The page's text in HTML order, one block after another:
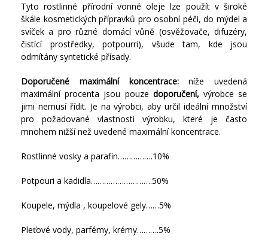
Tyto rostlinné přírodní vonné oleje lze použít v široké
škále kosmetických přípravků pro osobní péči, do mýdel a
svíček a pro různé domácí vůně (osvěžovače, difuzéry,
čistící prostředky, potpourri), všude tam, kde jsou
odmítány syntetické přísady.
Doporučené maximální koncentrace:níže uvedená
maximální procenta jsou pouze doporučení, výrobce se
jimi nemusí řídit. Je na výrobci, aby určil ideální množství
pro požadované vlastnosti výrobku, které je často
mnohem nižší než uvedené maximální koncentrace.
Rostlinné vosky a parafin…………….10%
Potpouri a kadidla……………………….50%
Koupele, mýdla , koupelové gely……5%
Pleťové vody, parfémy, krémy……….5%